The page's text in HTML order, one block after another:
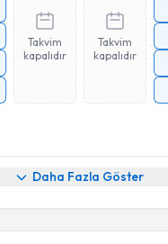
Takvim
kapalıdır
Takvim
kapalıdır
Daha Fazla Göster